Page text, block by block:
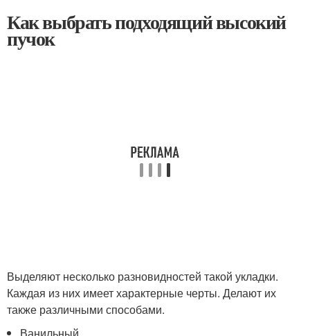
Как выбрать подходящий высокий
пучок
Выделяют несколько разновидностей такой укладки.
Каждая из них имеет характерные черты. Делают их
также различными способами.
Ванильный